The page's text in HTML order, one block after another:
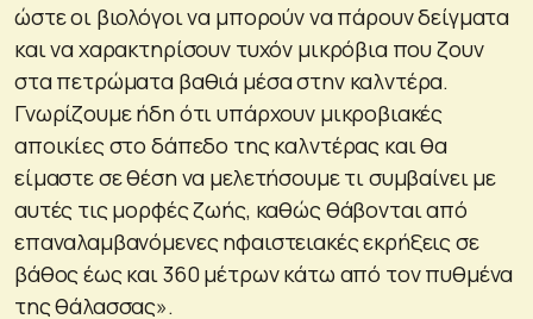
ώστε οι βιολόγοι να μπορούν να πάρουν δείγματα
και να χαρακτηρίσουν τυχόν μικρόβια που ζουν
στα πετρώματα βαθιά μέσα στην καλντέρα.
Γνωρίζουμε ήδη ότι υπάρχουν μικροβιακές
αποικίες στο δάπεδο της καλντέρας και θα
είμαστε σε θέση να μελετήσουμε τι συμβαίνει με
αυτές τις μορφές ζωής, καθώς θάβονται από
επαναλαμβανόμενες ηφαιστειακές εκρήξεις σε
βάθος έως και 360 μέτρων κάτω από τον πυθμένα
της θάλασσας».